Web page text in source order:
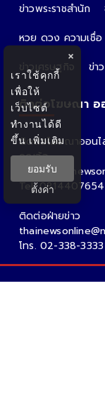
ข่าวพระราชสำนัก
หวย ดวง ความเชื่อ
ข่าวเศรษฐกิจ
ข่า
ติดต่อโฆษณา อ
ติดต่อโฆษณาออนไ
คุณอ้อ
Email :
Tel: 0814407654
ติดต่อฝ่ายข่าว
โทร. 02-338-
×
เราใช้คุกกี้
เพื่อให้
เว็บไซต์
ทำงานได้ดี
ขึ้นเพิ่มเติม
ยอมรับ
ตั้งค่า